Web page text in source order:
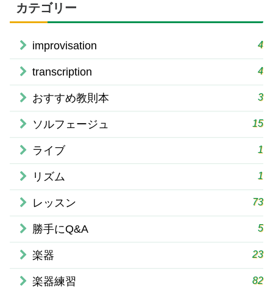
カテゴリー
improvisation 4
transcription 4
おすすめ教則本 3
ソルフェージュ 15
ライブ 1
リズム 1
レッスン 73
勝手にQ&A 5
楽器 23
楽器練習 82